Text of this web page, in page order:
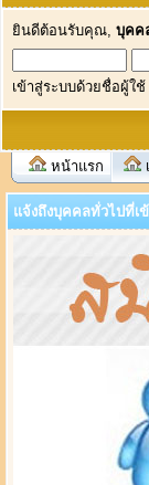
ยินดีต้อนรับคุณ, บุคค
เข้าสู่ระบบด้วยชื่อผู้ใ
หน้าแรก
แจ้งถึงบุคคลทั่วไปที่เ